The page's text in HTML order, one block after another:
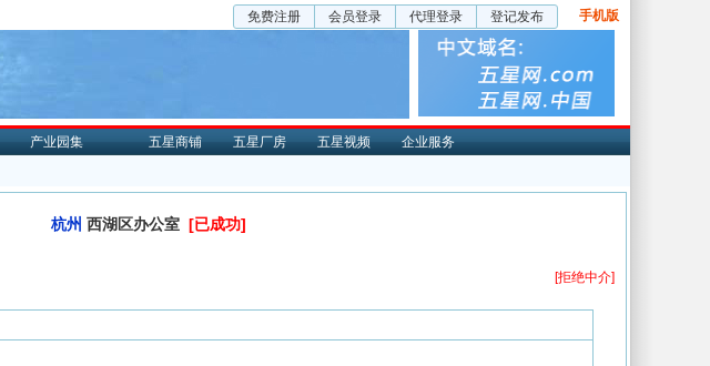
免费注册 会员登录 代理登录 登记发布 手机版
产业园集 五星商铺 五星厂房 五星视频
企业服务
杭州 西湖区办公室 [已成功]
[拒绝中介]